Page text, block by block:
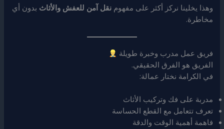
وهذا يخلينا نركز أكثر على مفهومنقل آمن للعفش والأثاث بدون أي
مخاطرة.
فريق عمل مدرب وخبرة طويلة
الفريق هو الفرق الحقيقي.
في الكرامة نختار عمالة:
مدربة على فك وتركيب الأثاث
تعرف تتعامل مع القطع الحساسة
فاهمة أهمية الوقت والدقة